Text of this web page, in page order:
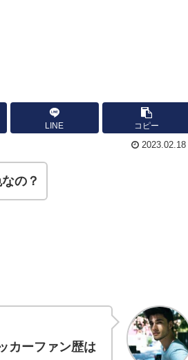
LINE コピー
2023.02.18
の？
カーファン歴は